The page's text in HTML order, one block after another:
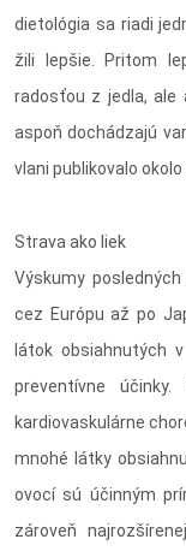
dietológia sa riadi
žili lepšie. Pritom
radosťou z jedla, ale
aspoň dochádzajú
vlani publikovalo
Strava ako liek
Výskumy
cez Európu až po
látok obsiahnutých
preventívne účinky.
kardiovaskulárne
mnohé látky
ovocí sú účinným
zároveň